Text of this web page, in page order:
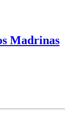
Madrinas